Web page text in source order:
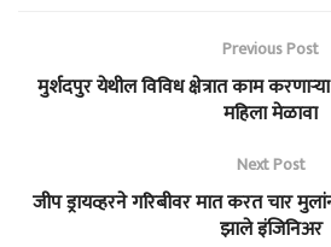
Previous Post
मुर्शदपुर येथील विविध क्षेत्रात काम
महिला मेळावा
Next Post
जीप ड्रायव्हरने गरिबीवर मात करत चार
झाले इंजिनिअर